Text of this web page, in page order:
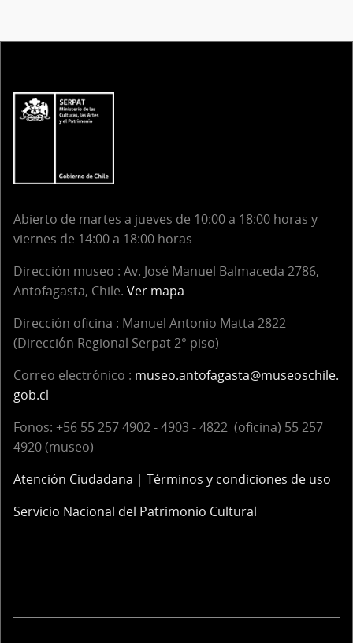
Abierto de martes a jueves de 10:00 a 18:00 horas y
viernes de 14:00 a 18:00 horas
Dirección museo : Av. José Manuel Balmaceda 2786,
Antofagasta, Chile. Ver mapa
Dirección oficina : Manuel Antonio Matta 2822
(Dirección Regional Serpat 2° piso)
Correo electrónico : museo.antofagasta@museoschile.
gob.cl
Fonos: +56 55 257 4902 - 4903 - 4822 (oficina) 55 257
4920 (museo)
Atención Ciudadana | Términos y condiciones de uso
Servicio Nacional del Patrimonio Cultural